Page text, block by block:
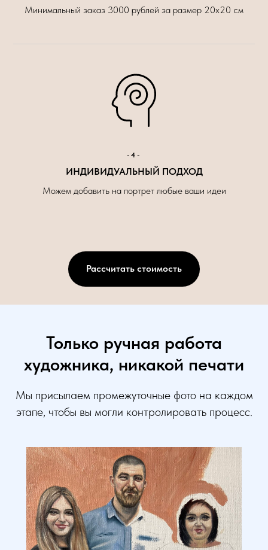
Минимальный заказ 3000 рублей за размер 20х20 см
-4-
ИНДИВИДУАЛЬНЫЙ ПОДХОД
Можем добавить на портрет любые ваши идеи
Рассчитать стоимость
Только ручная работа
художника, никакой печати
Мы присылаем промежуточные фото на каждом
этапе, чтобы вы могли контролировать процесс.